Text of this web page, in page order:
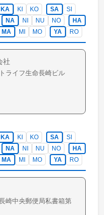
KA KI KO SA
SI
NA NI NU NO
HA
MA MI MO YA RO
社
ライフ生命長崎ビル
KA KI KO SA
SI
NA NI NU NO
HA
MA MI MO YA RO
崎中央郵便局私書箱第